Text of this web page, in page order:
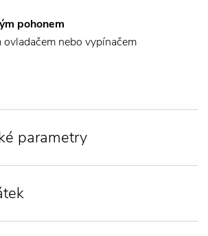
pohonem
ovladačem nebo vypínačem
parametry